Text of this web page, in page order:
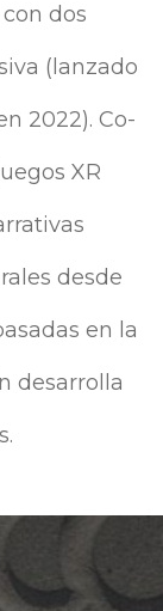
dos
(lanzado
2022). Co-
XR
desde
en la
desarrolla